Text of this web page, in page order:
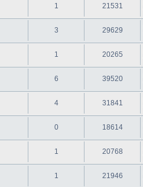
1 21531
3 29629
1 20265
6 39520
4 31841
0 18614
1 20768
1 21946